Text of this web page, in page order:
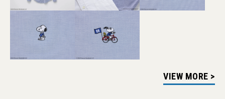
VIEW MORE >